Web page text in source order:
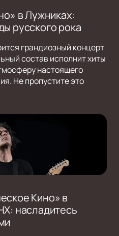
в Лужниках:
русского рока
грандиозный концерт
состав исполнит хиты
настоящего
Не пропустите это
Кино» в
насладитесь